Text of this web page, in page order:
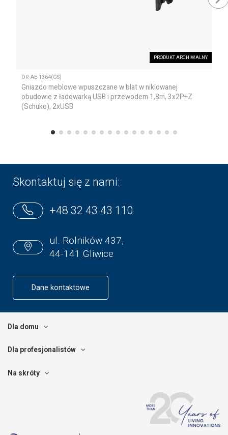
PRODUKT ARCHIWALNY
OR-AE-1364(GS)
Gniazdo meblowe wpuszczane w blat w niklowanej
obudowie z ładowarką USB i przewodem 1,8m, 3x2P+Z
(Schuko), 2xUSB
Skontaktuj się z nami:
+48 32 43 43 110
ul. Rolników 437,
44-141 Gliwice
Dane kontaktowe
Dla domu
Dla profesjonalistów
Na skróty